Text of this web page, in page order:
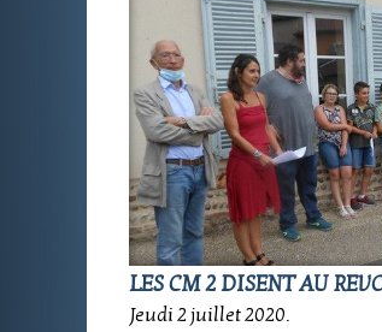
LES CM 2 DISENT AU
Jeudi 2 juillet 2020.